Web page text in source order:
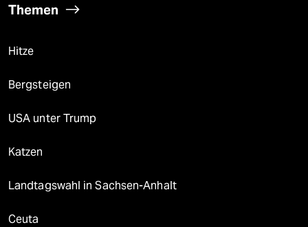
Themen
Hitze
Bergsteigen
USA unter Trump
Katzen
Landtagswahl in Sachsen-Anhalt
Ceuta